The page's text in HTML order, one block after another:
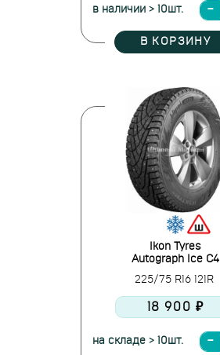
в наличии > 10шт.
В КОРЗИНУ
Ikon Tyres
Autograph Ice C4
225/75 R16 121R
18 900 ₽
на складе > 10шт.